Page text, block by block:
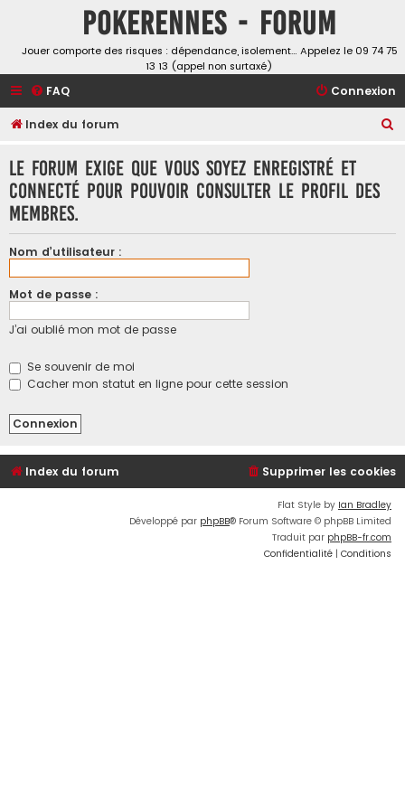
Pokerennes - Forum
Jouer comporte des risques : dépendance, isolement… Appelez le 09 74 75
13 13 (appel non surtaxé)
FAQ Connexion
Index du forum
Le forum exige que vous soyez enregistré et
connecté pour pouvoir consulter le profil des
membres.
Nom d’utilisateur :
Mot de passe :
J’ai oublié mon mot de passe
Se souvenir de moi
Cacher mon statut en ligne pour cette session
Index du forum Supprimer les cookies
Flat Style by Ian Bradley
Développé par phpBB® Forum Software © phpBB Limited
Traduit par phpBB-fr.com
Confidentialité | Conditions